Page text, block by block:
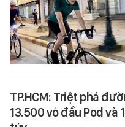
TP.HCM: Triệt phá
13.500 vỏ đầu Pod và